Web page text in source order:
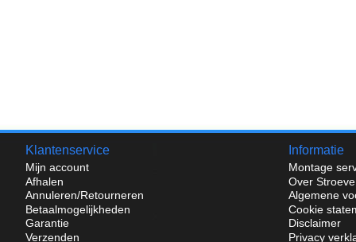
Klantenservice
Mijn account
Afhalen
Annuleren/Retourneren
Betaalmogelijkheden
Garantie
Verzenden
Informatie
Montage
Over
Algemene
Cookie
Disclaimer
Privacy